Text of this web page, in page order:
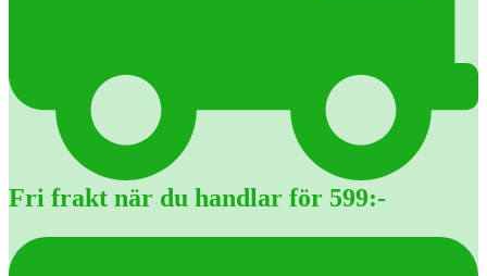
Fri frakt när du handlar för 599:-